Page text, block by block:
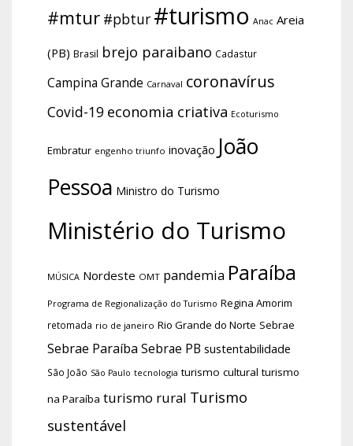
#mtur #pbtur #turismo Anac Areia
(PB) Brasil brejo paraibano Cadastur
Campina Grande Carnaval coronavírus
Covid-19 economia criativa Ecoturismo
Embratur engenho triunfo inovação João
Pessoa Ministro do Turismo
Ministério do Turismo
MÚSICA Nordeste OMT pandemia Paraíba
Programa de Regionalização do Turismo Regina Amorim
retomada rio de janeiro Rio Grande do Norte Sebrae
Sebrae Paraíba Sebrae PB sustentabilidade
São João São Paulo tecnologia turismo cultural turismo
na Paraíba turismo rural Turismo
sustentável